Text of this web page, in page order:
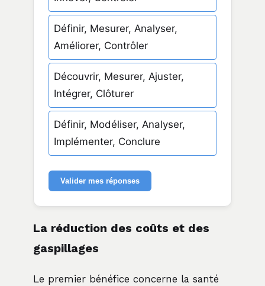
Définir, Mesurer, Analyser,
Améliorer, Contrôler
Découvrir, Mesurer, Ajuster,
Intégrer, Clôturer
Définir, Modéliser, Analyser,
Implémenter, Conclure
Valider mes réponses
La réduction des coûts et des
gaspillages
Le premier bénéfice concerne la santé